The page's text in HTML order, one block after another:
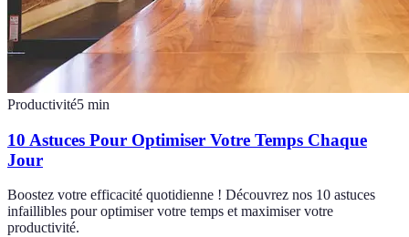
Productivité5 min
10 Astuces Pour Optimiser Votre Temps Chaque
Jour
Boostez votre efficacité quotidienne ! Découvrez nos 10 astuces
infaillibles pour optimiser votre temps et maximiser votre
productivité.